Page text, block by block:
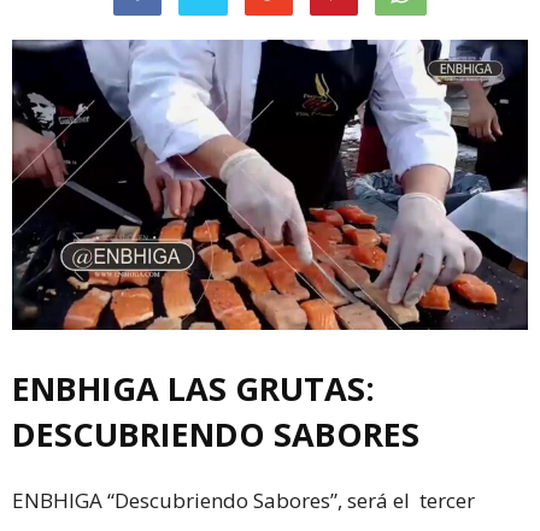
ENBHIGA LAS GRUTAS:
DESCUBRIENDO SABORES
ENBHIGA “Descubriendo Sabores”, será el tercer